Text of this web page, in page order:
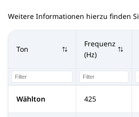
Weitere Informationen hierzu finden
Ton
Frequenz
(Hz)
Wählton 425